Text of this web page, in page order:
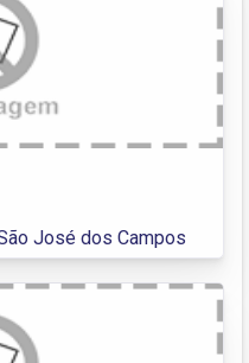
José dos Campos